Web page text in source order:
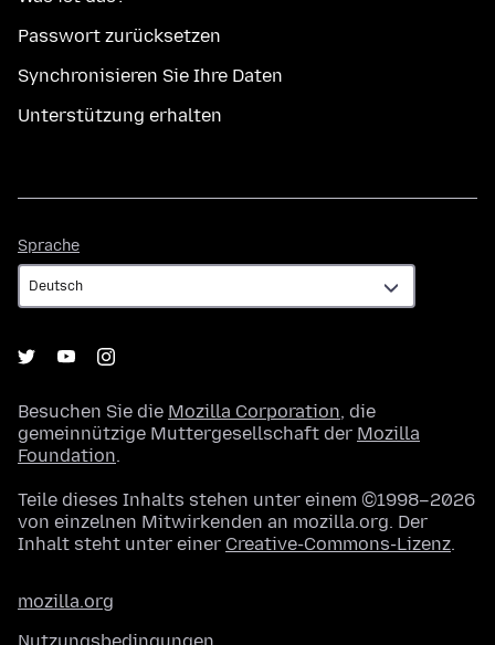
Passwort zurücksetzen
Synchronisieren Sie Ihre Daten
Unterstützung erhalten
Sprache
Besuchen Sie die Mozilla Corporation, die
gemeinnützige Muttergesellschaft der Mozilla
Foundation.
Teile dieses Inhalts stehen unter einem ©1998–2026
von einzelnen Mitwirkenden an mozilla.org. Der
Inhalt steht unter einer Creative-Commons-Lizenz.
mozilla.org